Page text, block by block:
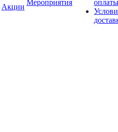
Акции
Мероприятия
оплаты